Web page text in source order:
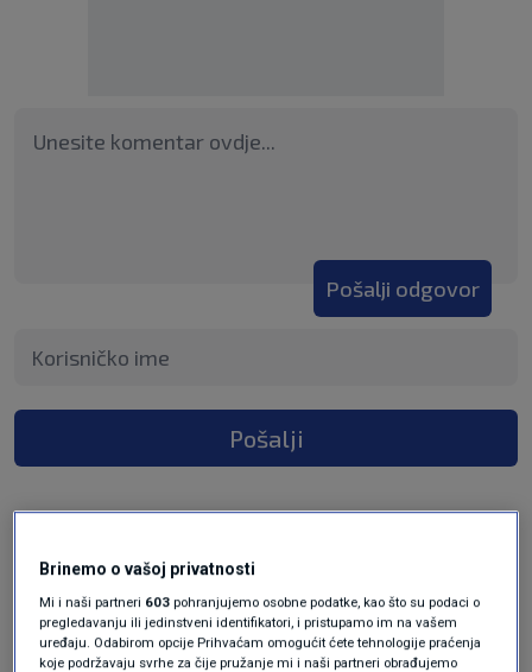
Pošalji odgovor
Pošalji
Brinemo o vašoj privatnosti
Mi i naši partneri 603 pohranjujemo osobne podatke, kao što su podaci o
pregledavanju ili jedinstveni identifikatori, i pristupamo im na vašem
uređaju. Odabirom opcije Prihvaćam omogućit ćete tehnologije praćenja
koje podržavaju svrhe za čije pružanje mi i naši partneri obrađujemo